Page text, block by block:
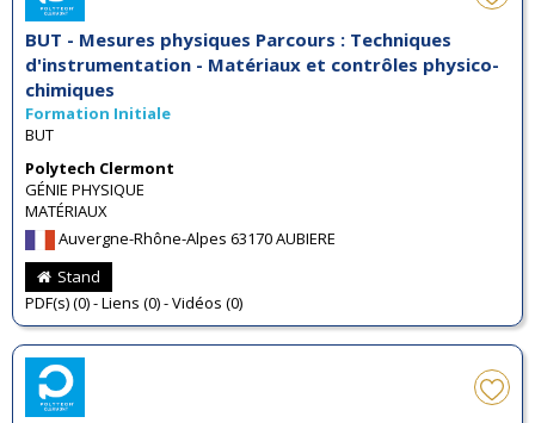
BUT - Mesures physiques Parcours : Techniques
d'instrumentation - Matériaux et contrôles physico-
chimiques
Formation Initiale
BUT
Polytech Clermont
GÉNIE PHYSIQUE
MATÉRIAUX
Auvergne-Rhône-Alpes 63170 AUBIERE
Stand
PDF(s) (0) - Liens (0) - Vidéos (0)